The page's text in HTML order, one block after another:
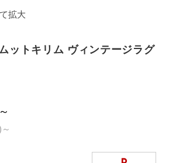
拡大
ットキリム ヴィンテージラグ